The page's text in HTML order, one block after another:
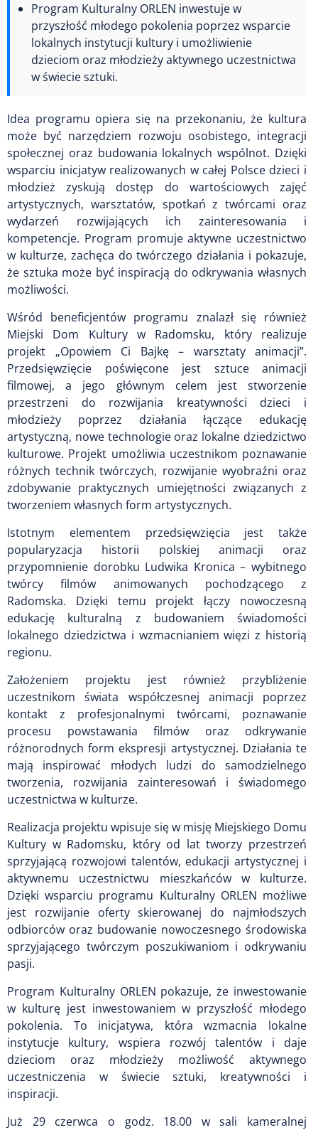
Program Kulturalny ORLEN inwestuje w
przyszłość młodego pokolenia poprzez wsparcie
lokalnych instytucji kultury i umożliwienie
dzieciom oraz młodzieży aktywnego uczestnictwa
w świecie sztuki.
Idea programu opiera się na przekonaniu, że kultura
może być narzędziem rozwoju osobistego, integracji
społecznej oraz budowania lokalnych wspólnot. Dzięki
wsparciu inicjatyw realizowanych w całej Polsce dzieci i
młodzież zyskują dostęp do wartościowych zajęć
artystycznych, warsztatów, spotkań z twórcami oraz
wydarzeń rozwijających ich zainteresowania i
kompetencje. Program promuje aktywne uczestnictwo
w kulturze, zachęca do twórczego działania i pokazuje,
że sztuka może być inspiracją do odkrywania własnych
możliwości.
Wśród beneficjentów programu znalazł się również
Miejski Dom Kultury w Radomsku, który realizuje
projekt „Opowiem Ci Bajkę – warsztaty animacji”.
Przedsięwzięcie poświęcone jest sztuce animacji
filmowej, a jego głównym celem jest stworzenie
przestrzeni do rozwijania kreatywności dzieci i
młodzieży poprzez działania łączące edukację
artystyczną, nowe technologie oraz lokalne dziedzictwo
kulturowe. Projekt umożliwia uczestnikom poznawanie
różnych technik twórczych, rozwijanie wyobraźni oraz
zdobywanie praktycznych umiejętności związanych z
tworzeniem własnych form artystycznych.
Istotnym elementem przedsięwzięcia jest także
popularyzacja historii polskiej animacji oraz
przypomnienie dorobku Ludwika Kronica – wybitnego
twórcy filmów animowanych pochodzącego z
Radomska. Dzięki temu projekt łączy nowoczesną
edukację kulturalną z budowaniem świadomości
lokalnego dziedzictwa i wzmacnianiem więzi z historią
regionu.
Założeniem projektu jest również przybliżenie
uczestnikom świata współczesnej animacji poprzez
kontakt z profesjonalnymi twórcami, poznawanie
procesu powstawania filmów oraz odkrywanie
różnorodnych form ekspresji artystycznej. Działania te
mają inspirować młodych ludzi do samodzielnego
tworzenia, rozwijania zainteresowań i świadomego
uczestnictwa w kulturze.
Realizacja projektu wpisuje się w misję Miejskiego Domu
Kultury w Radomsku, który od lat tworzy przestrzeń
sprzyjającą rozwojowi talentów, edukacji artystycznej i
aktywnemu uczestnictwu mieszkańców w kulturze.
Dzięki wsparciu programu Kulturalny ORLEN możliwe
jest rozwijanie oferty skierowanej do najmłodszych
odbiorców oraz budowanie nowoczesnego środowiska
sprzyjającego twórczym poszukiwaniom i odkrywaniu
pasji.
Program Kulturalny ORLEN pokazuje, że inwestowanie
w kulturę jest inwestowaniem w przyszłość młodego
pokolenia. To inicjatywa, która wzmacnia lokalne
instytucje kultury, wspiera rozwój talentów i daje
dzieciom oraz młodzieży możliwość aktywnego
uczestniczenia w świecie sztuki, kreatywności i
inspiracji.
Już 29 czerwca o godz. 18.00 w sali kameralnej